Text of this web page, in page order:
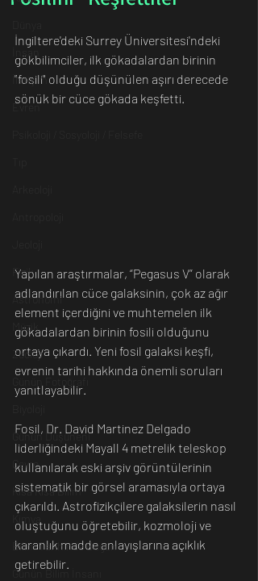
İnsan
İletişim
Evren
Fizik
Astronomi
Müzik
Zooloji
Günün Düşüneni
Çevre
Kısa Kısa Bilim
Kimya
Bilim Tarihinde Bugün
Günün Bilim İnsanı
İngiltere'deki Surrey Üniversitesi'ndeki
gökbilimciler, ilk gökadalardan birinin
"fosili" olduğu düşünülen aşırı derecede
sönük bir cüce gökada keşfetti.
Yapılan araştırmalar, “Pegasus V” olarak
adlandırılan cüce galaksinin, çok az ağır
element içerdiğini ve muhtemelen ilk
gökadalardan birinin fosili olduğunu
ortaya çıkardı. Yeni fosil galaksi keşfi,
evrenin tarihi hakkında önemli soruları
yanıtlayabilir.
Fosil, Dr. David Martinez Delgado
liderliğindeki Mayall 4 metrelik teleskop
kullanılarak eski arşiv görüntülerinin
sistematik bir görsel aramasıyla ortaya
çıkarıldı. Astrofizikçilere galaksilerin nasıl
oluştuğunu öğretebilir, kozmoloji ve
karanlık madde anlayışlarına açıklık
getirebilir.